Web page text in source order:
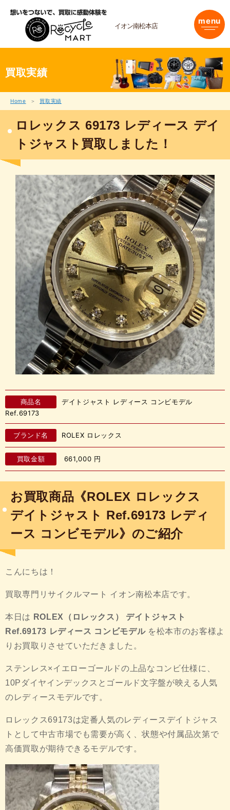
イオン南松本店 menu
買取実績
Home 買取実績
ロレックス 69173 レディース デイ
トジャスト買取しました！
商品名
デイトジャスト レディース コンビモデル
Ref.69173
ブランド名 ROLEX ロレックス
買取金額 661,000 円
お買取商品《ROLEX ロレックス
デイトジャスト Ref.69173 レディ
ース コンビモデル》のご紹介
こんにちは！
買取専門リサイクルマート イオン南松本店です。
本日は ROLEX（ロレックス） デイトジャスト
Ref.69173 レディース コンビモデルを松本市のお客様よ
りお買取りさせていただきました。
ステンレス×イエローゴールドの上品なコンビ仕様に、
10Pダイヤインデックスとゴールド文字盤が映える人気
のレディースモデルです。
ロレックス69173は定番人気のレディースデイトジャス
トとして中古市場でも需要が高く、状態や付属品次第で
高価買取が期待できるモデルです。